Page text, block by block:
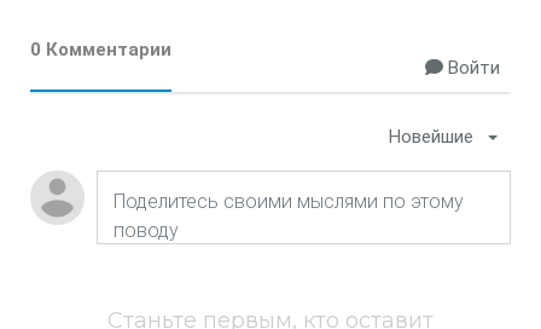
0 Комментарии
Войти
Новейшие
Станьте первым, кто оставит